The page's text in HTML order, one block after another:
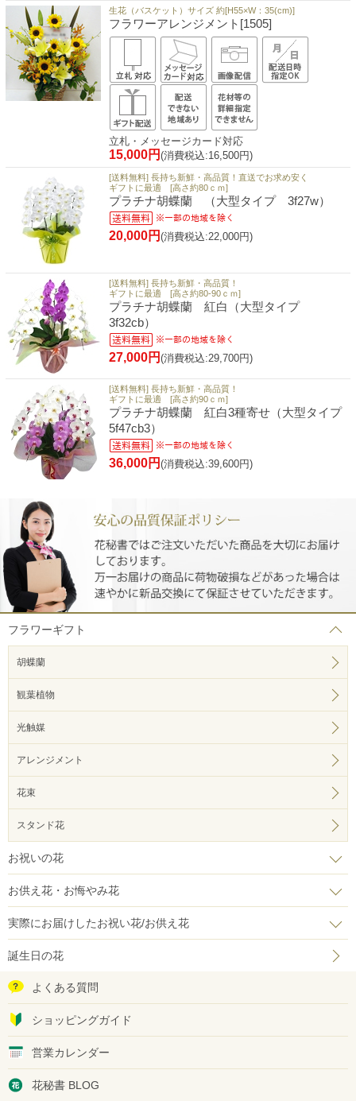
生花（バスケット）サイズ 約[H55×W：35(cm)]
フラワーアレンジメント[1505]
立札・メッセージカード対応
15,000円 (消費税込:16,500円)
[送料無料] 長持ち新鮮・高品質！直送でお求め安く
ギフトに最適 [高さ約80ｃｍ]
プラチナ胡蝶蘭 （大型タイプ 3f27w）
20,000円 (消費税込:22,000円)
[送料無料] 長持ち新鮮・高品質！
ギフトに最適 [高さ約80-90ｃｍ]
プラチナ胡蝶蘭 紅白（大型タイプ
3f32cb）
27,000円 (消費税込:29,700円)
[送料無料] 長持ち新鮮・高品質！
ギフトに最適 [高さ約90ｃｍ]
プラチナ胡蝶蘭 紅白3種寄せ（大型タイプ
5f47cb3）
36,000円 (消費税込:39,600円)
フラワーギフト
胡蝶蘭
観葉植物
光触媒
アレンジメント
花束
スタンド花
お祝いの花
お供え花・お悔やみ花
実際にお届けしたお祝い花/お供え花
誕生日の花
よくある質問
ショッピングガイド
営業カレンダー
花秘書 BLOG